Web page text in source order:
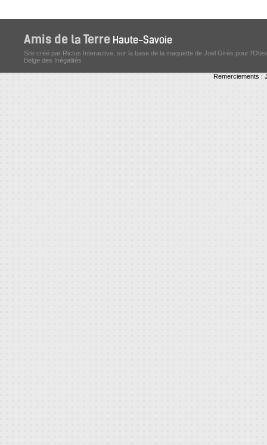
Site créé par Rictus Interactive, sur la base de la maquette de Joël Girès pour
Belge des Inégalités
Remerciements :